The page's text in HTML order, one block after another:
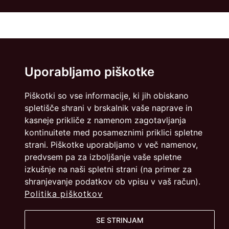
Uporabljamo piškotke
Piškotki so vse informacije, ki jih obiskano
spletišče shrani v brskalnik vaše naprave in
kasneje prikliče z namenom zagotavljanja
kontinuitete med posameznimi priklici spletne
strani. Piškotke uporabljamo v več namenov,
predvsem pa za izboljšanje vaše spletne
izkušnje na naši spletni strani (na primer za
shranjevanje podatkov ob vpisu v vaš račun).
Politika piškotkov
SE STRINJAM